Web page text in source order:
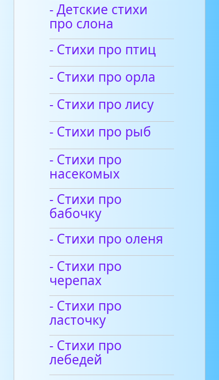
- Детские стихи
про слона
- Стихи про птиц
- Стихи про орла
- Стихи про лису
- Стихи про рыб
- Стихи про
насекомых
- Стихи про
бабочку
- Стихи про оленя
- Стихи про
черепах
- Стихи про
ласточку
- Стихи про
лебедей